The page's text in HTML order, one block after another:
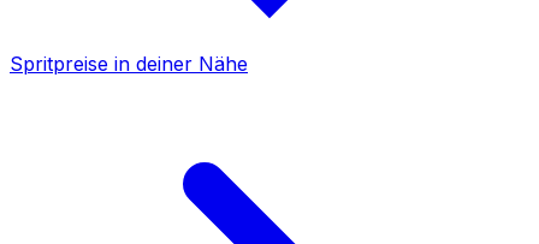
Spritpreise in deiner Nähe